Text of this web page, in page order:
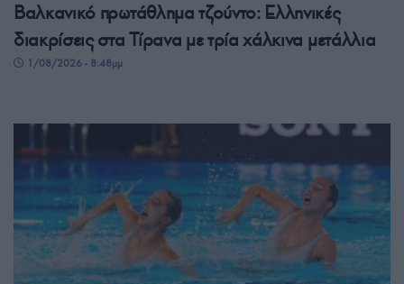
Βαλκανικό πρωτάθλημα τζούντο: Ελληνικές
διακρίσεις στα Τίρανα με τρία χάλκινα μετάλλια
1/08/2026 - 8:48μμ